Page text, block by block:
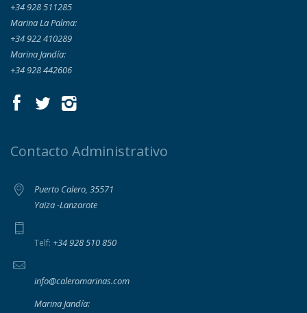
+34 928 511285
Marina La Palma:
+34 922 410289
Marina Jandía:
+34 928 442606
Contacto Administrativo
Puerto Calero, 35571
Yaiza -Lanzarote
Telf: +34 928 510 850
info@caleromarinas.com
Marina Jandía: